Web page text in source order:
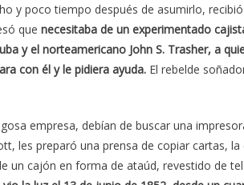
y poco tiempo después de asumirlo,
que necesitaba de un experimentado
y el norteamericano John S. Trasher, a
con él y le pidiera ayuda. El rebelde
empresa, debían de buscar una
les preparó una prensa de copiar cartas,
cajón en forma de ataúd, revestido de